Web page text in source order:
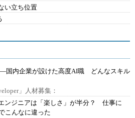
い立ち位置
国内企業が設けた高度AI職 どんなスキル
」人材募集：
ンジニアは「楽しさ」が半分？ 仕事に
こんなに違った